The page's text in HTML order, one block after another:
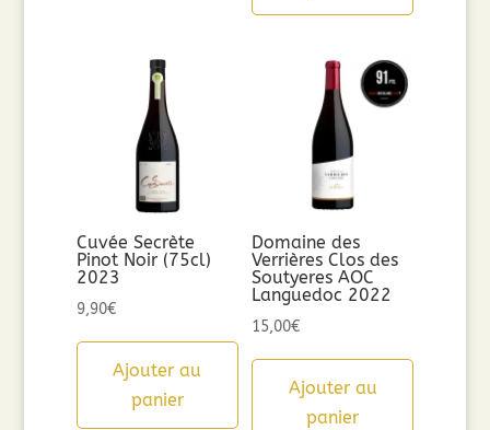
Cuvée Secrète
Pinot Noir (75cl)
2023
9,90€
Ajouter au
panier
Domaine des
Verrières Clos des
Soutyeres AOC
Languedoc 2022
15,00€
Ajouter au
panier